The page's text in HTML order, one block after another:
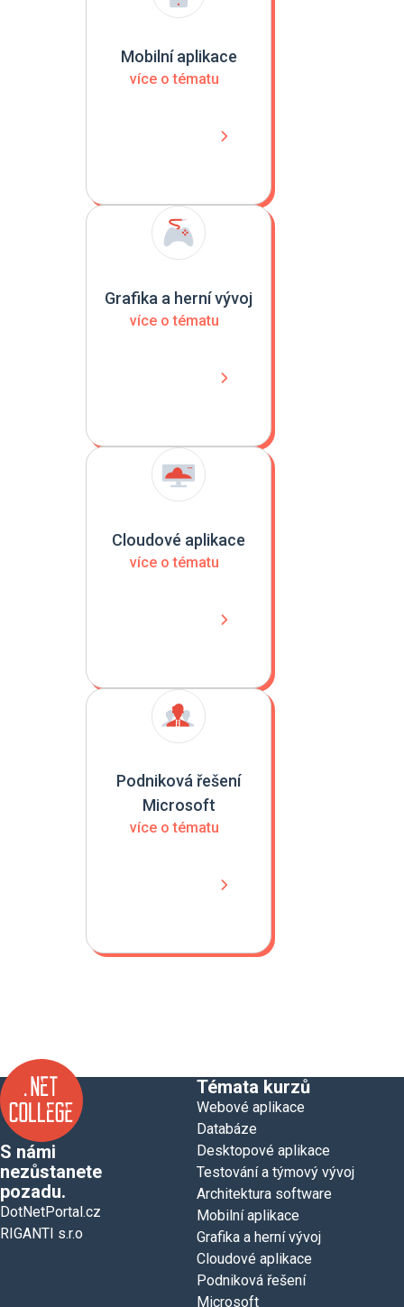
Mobilní aplikace
více o tématu
Grafika a herní vývoj
více o tématu
Cloudové aplikace
více o tématu
Podniková řešení
Microsoft
více o tématu
S námi
nezůstanete
pozadu.
DotNetPortal.cz
RIGANTI s.r.o
Témata kurzů
Webové aplikace
Databáze
Desktopové aplikace
Testování a týmový vývoj
Architektura software
Mobilní aplikace
Grafika a herní vývoj
Cloudové aplikace
Podniková řešení
Microsoft